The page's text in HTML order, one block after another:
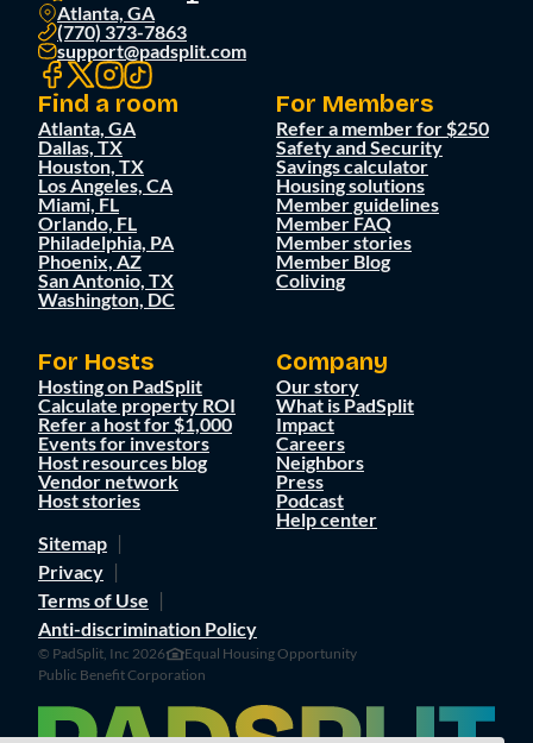
Atlanta, GA
(770) 373-7863
support@padsplit.com
Find a room
Atlanta, GA
Dallas, TX
Houston, TX
Los Angeles, CA
Miami, FL
Orlando, FL
Philadelphia, PA
Phoenix, AZ
San Antonio, TX
Washington, DC
For Members
Refer a member for $250
Safety and Security
Savings calculator
Housing solutions
Member guidelines
Member FAQ
Member stories
Member Blog
Coliving
For Hosts
Hosting on PadSplit
Calculate property ROI
Refer a host for $1,000
Events for investors
Host resources blog
Vendor network
Host stories
Company
Our story
What is PadSplit
Impact
Careers
Neighbors
Press
Podcast
Help center
Sitemap
Privacy
Terms of Use
Anti-discrimination Policy
© PadSplit, Inc 2026
Equal Housing Opportunity
Public Benefit Corporation